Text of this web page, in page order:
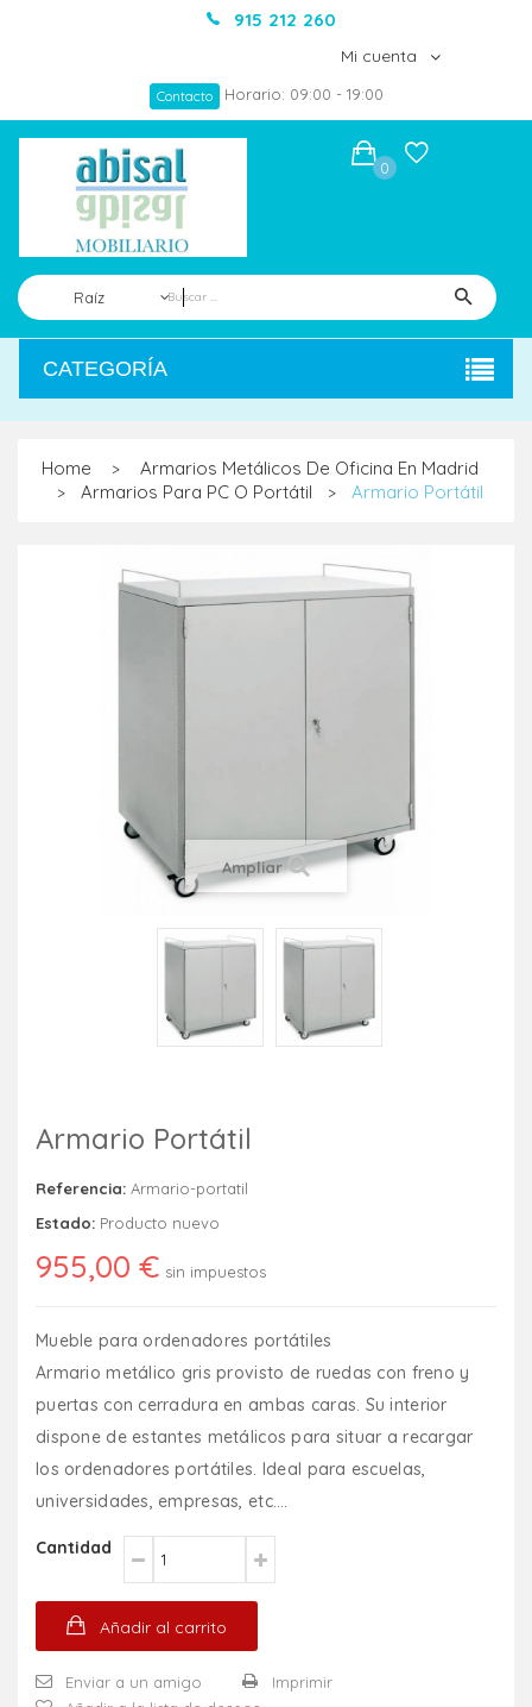
915 212 260
Mi cuenta
Contacto Horario: 09:00 - 19:00
Raíz
0
CATEGORÍA
Home > Armarios Metálicos De Oficina En Madrid
> Armarios Para PC O Portátil > Armario Portátil
Ampliar
Armario Portátil
Referencia: Armario-portatil
Estado: Producto nuevo
955,00 € sin impuestos
Mueble para ordenadores portátiles
Armario metálico gris provisto de ruedas con freno y
puertas con cerradura en ambas caras. Su interior
dispone de estantes metálicos para situar a recargar
los ordenadores portátiles. Ideal para escuelas,
universidades, empresas, etc….
Cantidad
Añadir al carrito
Enviar a un amigo
Imprimir